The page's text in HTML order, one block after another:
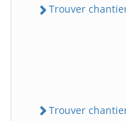
Trouver
Trouver